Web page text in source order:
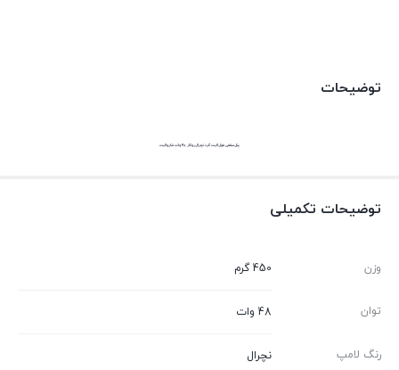
توضیحات
پنل سقفی فول لایت گرد نچرال روکار 48 وات شارولایت
توضیحات تکمیلی
وزن 450 گرم
توان 48 وات
رنگ لامپ نچرال